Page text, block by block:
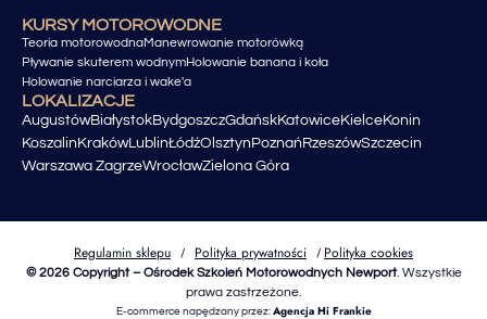
KURSY MOTOROWODNE
Teoria motorowodnaManewrowanie motorówką
Pływanie skuterem wodnymHolowanie banana i koła
Holowanie narciarza i wake'a
LOKALIZACJE
AugustówBiałystokBydgoszczGdańskKatowiceKielceKonin
KoszalinKrakówLublinŁódźOlsztynPoznańRzeszówSzczecin
Warszawa ZagrzeWrocławZielona Góra
© 2026 Copyright – Ośrodek Szkoleń Motorowodnych Newport. Wszystkie
prawa zastrzeżone.
E-commerce napędzany przez: Agencja Hi Frankie
Regulamin sklepu / Polityka prywatności / Polityka cookies